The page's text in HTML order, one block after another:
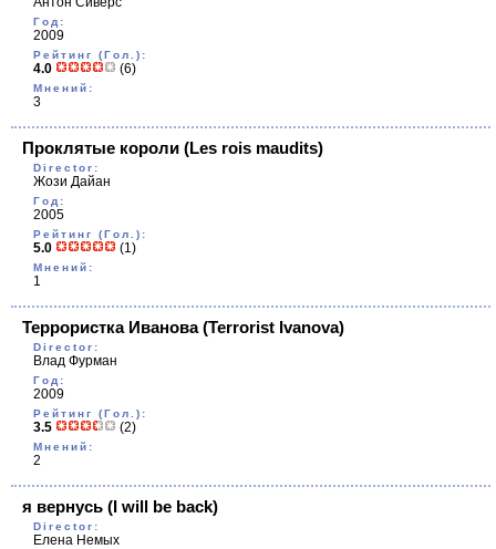
Год:
2009
Рейтинг (Гол.):
4.0 (6)
Мнений:
3
Проклятые короли (Les rois maudits)
Director:
Жози Дайан
Год:
2005
Рейтинг (Гол.):
5.0 (1)
Мнений:
1
Террористка Иванова(Terrorist Ivanova)
Director:
Влад Фурман
Год:
2009
Рейтинг (Гол.):
3.5 (2)
Мнений:
2
я вернусь (I will be back)
Director:
Елена Немых